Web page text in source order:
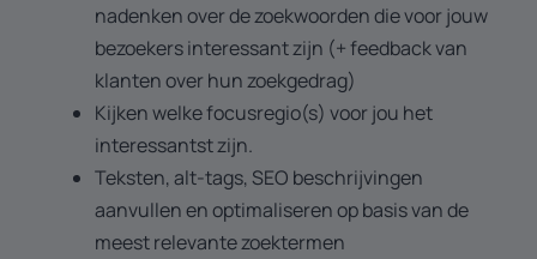
nadenken over de zoekwoorden die voor jouw
bezoekers interessant zijn (+ feedback van
klanten over hun zoekgedrag)
Kijken welke focusregio(s) voor jou het
interessantst zijn.
Teksten, alt-tags, SEO beschrijvingen
aanvullen en optimaliseren op basis van de
meest relevante zoektermen